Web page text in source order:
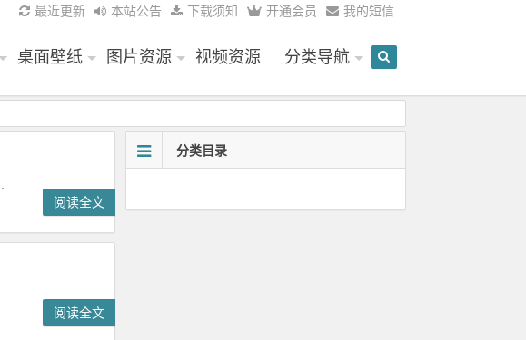
最近更新 本站公告 下载须知 开通会员 我的短信
桌面壁纸 图片资源 视频资源 分类导航
阅读全文
阅读全文
分类目录